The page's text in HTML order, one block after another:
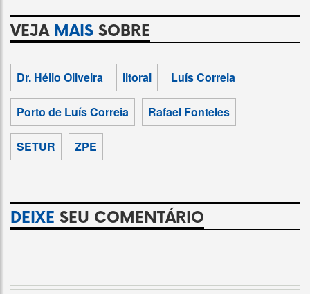
VEJA MAIS SOBRE
Dr. Hélio Oliveira litoral Luís Correia
Porto de Luís Correia Rafael Fonteles
SETUR ZPE
DEIXE SEU COMENTÁRIO